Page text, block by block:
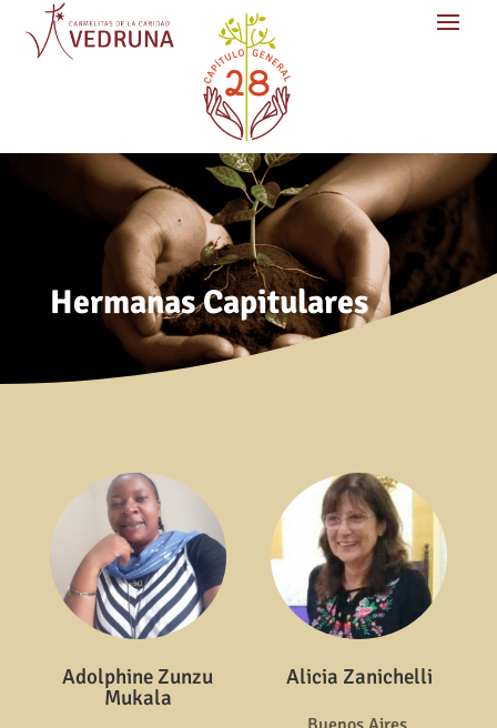
Hermanas Capitulares
Adolphine Zunzu
Mukala
Alicia Zanichelli